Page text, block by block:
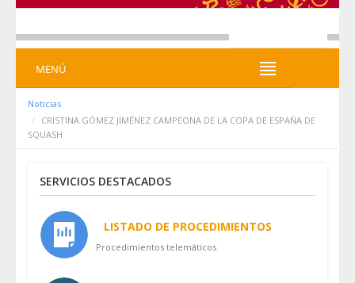
MENÚ
Noticias
CRISTINA GÓMEZ JIMÉNEZ CAMPEONA DE LA COPA DE ESPAÑA DE
SQUASH
SERVICIOS DESTACADOS
LISTADO DE PROCEDIMIENTOS
Procedimientos telemáticos